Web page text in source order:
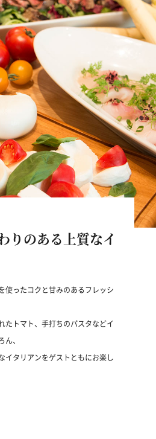
りのある上質なイ
使ったコクと甘みのあるフレッシ
たトマト、手打ちのパスタなどイ
、
イタリアンをゲストともにお楽し